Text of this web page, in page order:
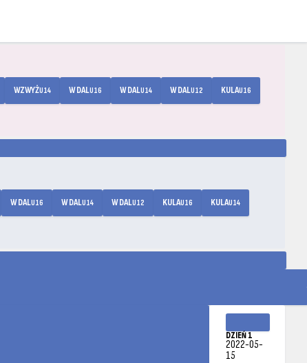
WZWYŻU14 W DALU16 W DALU14 W DALU12 KULAU16
W DALU16 W DALU14 W DALU12 KULAU16 KULAU14
DZIEŃ 1
2022-05-
15